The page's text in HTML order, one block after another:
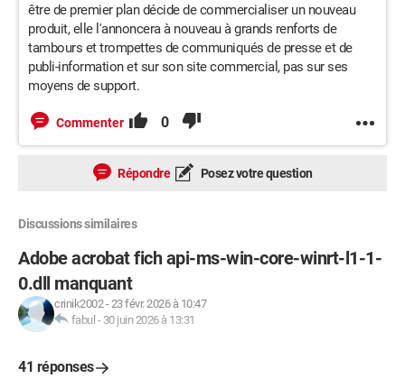
être de premier plan décide de commercialiser un nouveau
produit, elle l'annoncera à nouveau à grands renforts de
tambours et trompettes de communiqués de presse et de
publi-information et sur son site commercial, pas sur ses
moyens de support.
Commenter 0
Répondre Posez votre question
Discussions similaires
Adobe acrobat fich api-ms-win-core-winrt-l1-1-
0.dll manquant
crinik2002-23 févr. 2026 à 10:47
fabul - 30 juin 2026 à 13:31
41 réponses